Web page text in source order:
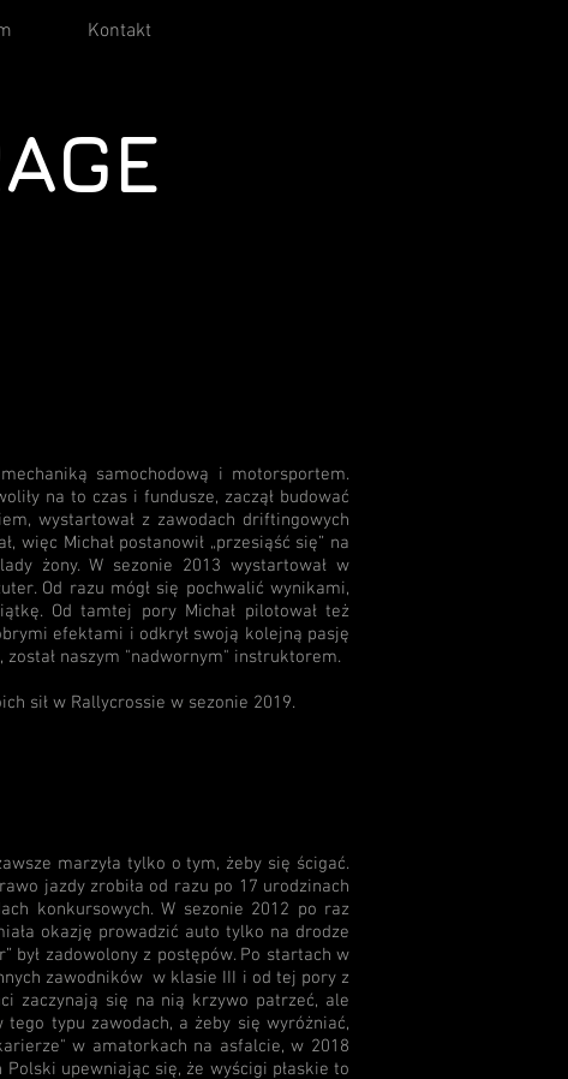
Kontakt
samochodową i motorsportem.
na to czas i fundusze, zaczął budować
wystartował z zawodach driftingowych
więc Michał postanowił „przesiąść się” na
żony. W sezonie 2013 wystartował w
Od razu mógł się pochwalić wynikami,
Od tamtej pory Michał pilotował też
efektami i odkrył swoją kolejną pasję
został naszym "nadwornym" instruktorem.
sił w Rallycrossie w sezonie 2019.
marzyła tylko o tym, żeby się ścigać.
jazdy zrobiła od razu po 17 urodzinach
konkursowych. W sezonie 2012 po raz
okazję prowadzić auto tylko na drodze
był zadowolony z postępów. Po startach w
zawodników w klasie III i od tej pory z
zaczynają się na nią krzywo patrzeć, ale
typu zawodach, a żeby się wyróżniać,
w amatorkach na asfalcie, w 2018
upewniając się, że wyścigi płaskie to